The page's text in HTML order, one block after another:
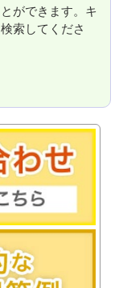
ができます。キ
索してくださ